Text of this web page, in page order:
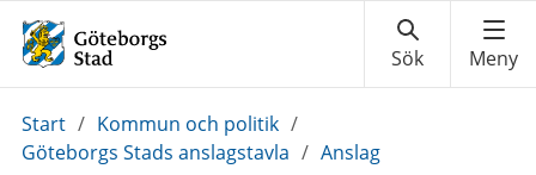
Du
är
Start / Kommun och politik /
Göteborgs Stads anslagstavla / Anslag